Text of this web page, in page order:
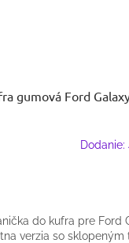
gumová Ford
do kufra pre Ford
verzia so